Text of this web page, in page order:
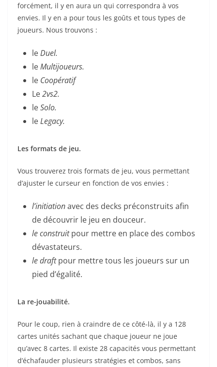
forcément, il y en aura un qui correspondra à vos
envies. Il y en a pour tous les goûts et tous types de
joueurs. Nous trouvons :
leDuel.
leMultijoueurs.
le Coopératif
Le2vs2.
leSolo.
leLegacy.
Les formats de jeu.
Vous trouverez trois formats de jeu, vous permettant
d’ajuster le curseur en fonction de vos envies :
l’initiationavec des decks préconstruits afin
de découvrir le jeu en douceur.
le construitpour mettre en place des combos
dévastateurs.
le draftpour mettre tous les joueurs sur un
pied d’égalité.
La re-jouabilité.
Pour le coup, rien à craindre de ce côté-là, il y a 128
cartes unités sachant que chaque joueur ne joue
qu’avec 8 cartes. Il existe 28 capacités vous permettant
d’échafauder plusieurs stratégies et combos, sans